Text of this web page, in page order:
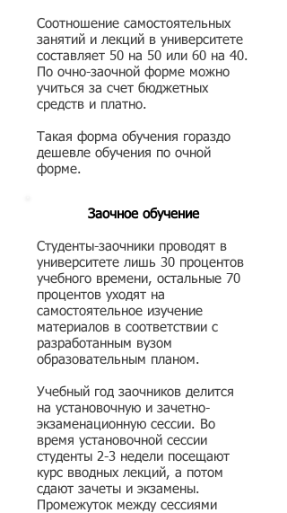
Соотношение самостоятельных
занятий и лекций в университете
составляет 50 на 50 или 60 на 40.
По очно-заочной форме можно
учиться за счет бюджетных
средств и платно.
Такая форма обучения гораздо
дешевле обучения по очной
форме.
Заочное обучение
Студенты-заочники проводят в
университете лишь 30 процентов
учебного времени, остальные 70
процентов уходят на
самостоятельное изучение
материалов в соответствии с
разработанным вузом
образовательным планом.
Учебный год заочников делится
на установочную и зачетно-
экзаменационную сессии. Во
время установочной сессии
студенты 2-3 недели посещают
курс вводных лекций, а потом
сдают зачеты и экзамены.
Промежуток между сессиями